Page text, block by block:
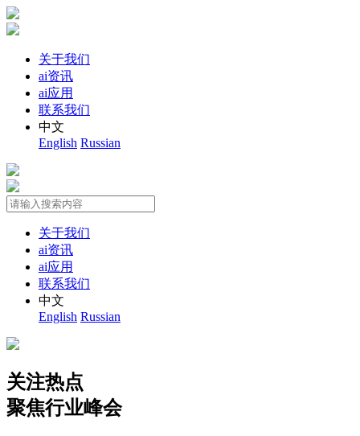
关于我们
ai资讯
ai应用
联系我们
中文
English Russian
关于我们
ai资讯
ai应用
联系我们
中文
English Russian
关注热点
聚焦行业峰会